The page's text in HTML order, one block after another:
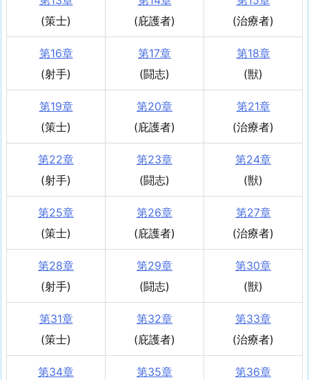
(策士)
(庇護者)
(治療者)
第16章
(射手)
第17章
(闘志)
第18章
(獣)
第19章
(策士)
第20章
(庇護者)
第21章
(治療者)
第22章
(射手)
第23章
(闘志)
第24章
(獣)
第25章
(策士)
第26章
(庇護者)
第27章
(治療者)
第28章
(射手)
第29章
(闘志)
第30章
(獣)
第31章
(策士)
第32章
(庇護者)
第33章
(治療者)
第34章
第35章
第36章